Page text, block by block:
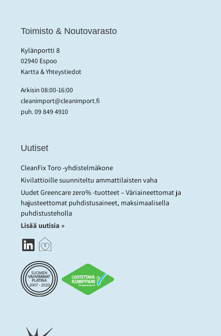
Toimisto & Noutovarasto
Kylänportti 8
02940 Espoo
Kartta & Yhteystiedot
Arkisin 08:00-16:00
cleanimport@cleanimport.fi
puh.09 849 4910
Uutiset
CleanFix Toro -yhdistelmäkone
Kivilattioille suunniteltu ammattilaisten vaha
Uudet Greencare zero% -tuotteet – Väriaineettomat ja
hajusteettomat puhdistusaineet, maksimaalisella
puhdistusteholla
Lisää uutisia »